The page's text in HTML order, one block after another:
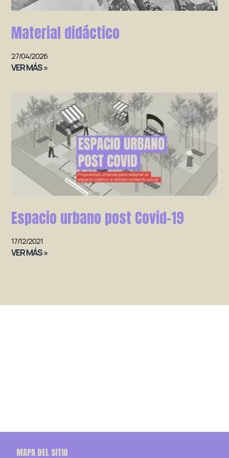
Material didáctico
27/04/2026
VER MÁS »
Espacio urbano post Covid-19
17/12/2021
VER MÁS »
MAPA DEL SITIO